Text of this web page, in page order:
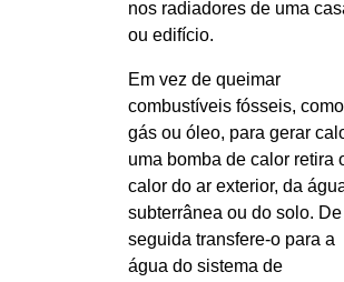
nos radiadores de uma
ou edifício.
Em vez de queimar
combustíveis fósseis, como
gás ou óleo, para gerar
uma bomba de calor retira
calor do ar exterior, da
subterrânea ou do solo. De
seguida transfere-o para a
água do sistema de